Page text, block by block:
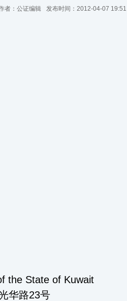
者：公证编辑 发布时间：2012-04-07
State of Kuwait
光华路23